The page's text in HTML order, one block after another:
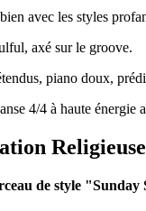
avec les styles
axé sur le groove.
piano doux,
4/4 à haute énergie
de style "Sunday